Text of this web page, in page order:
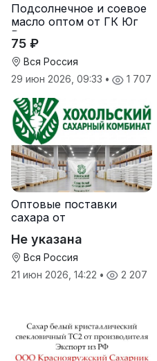
Подсолнечное и соевое
масло оптом от ГК Юг
Руси
75 ₽
Вся Россия
29 июн 2026, 09:33 • 1 707
Оптовые поставки
сахара от
Хохольский сахарный
комбинат
Не указана
Вся Россия
21 июн 2026, 14:22 • 2 207